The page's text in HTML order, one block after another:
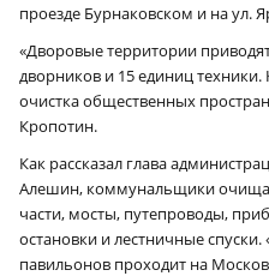
проезде Бурнаковском и на ул.
«Дворовые территории
дворников и 15 единиц
очистка общественных
Кропотин.
Как рассказал глава
Алешин, коммунальщики
части, мосты, путепроводы,
остановки и лестничные
павильонов проходит на